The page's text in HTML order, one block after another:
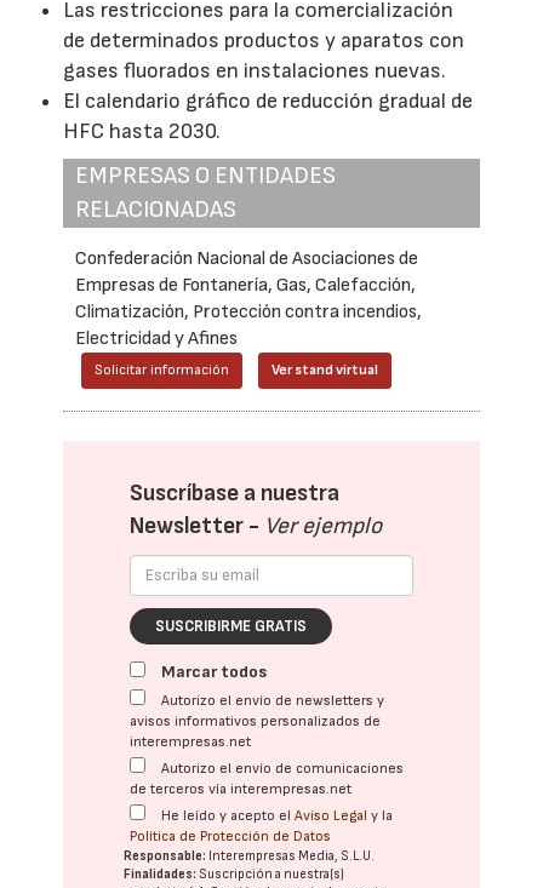
Las restricciones para la comercialización
de determinados productos y aparatos con
gases fluorados en instalaciones nuevas.
El calendario gráfico de reducción gradual de
HFC hasta 2030.
EMPRESAS O ENTIDADES
RELACIONADAS
Confederación Nacional de Asociaciones de
Empresas de Fontanería, Gas, Calefacción,
Climatización, Protección contra incendios,
Electricidad y Afines
Solicitar información Ver stand virtual
Suscríbase a nuestra
Newsletter - Ver ejemplo
SUSCRIBIRME GRATIS
Marcar todos
Autorizo el envío de newsletters y
avisos informativos personalizados de
interempresas.net
Autorizo el envío de comunicaciones
de terceros vía interempresas.net
He leído y acepto elAviso Legal y la
Política de Protección de Datos
Responsable: Interempresas Media, S.L.U.
Finalidades: Suscripción a nuestra(s)